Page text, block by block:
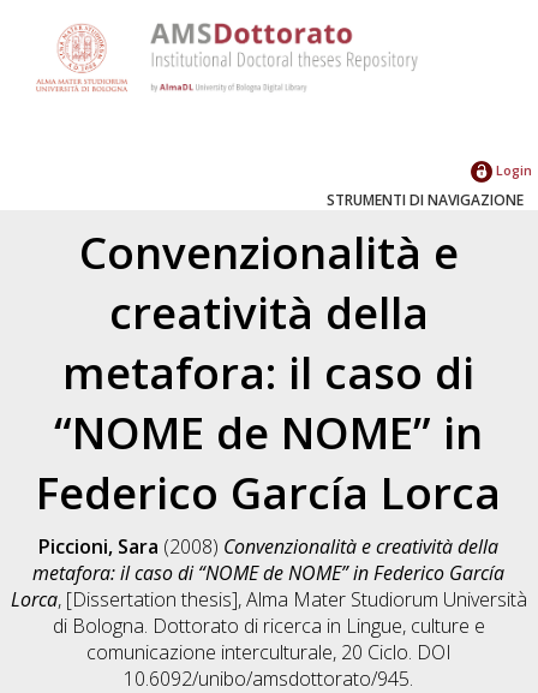
Login
STRUMENTI DI NAVIGAZIONE
Convenzionalità e
creatività della
metafora: il caso di
“NOME de NOME” in
Federico García Lorca
Piccioni, Sara (2008) Convenzionalità e creatività della
metafora: il caso di “NOME de NOME” in Federico García
Lorca, [Dissertation thesis], Alma Mater Studiorum Università
di Bologna. Dottorato di ricerca in Lingue, culture e
comunicazione interculturale, 20 Ciclo. DOI
10.6092/unibo/amsdottorato/945.